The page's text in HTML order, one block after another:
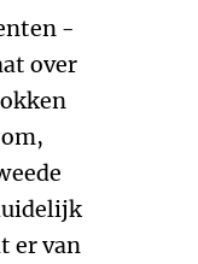
-
over
er van